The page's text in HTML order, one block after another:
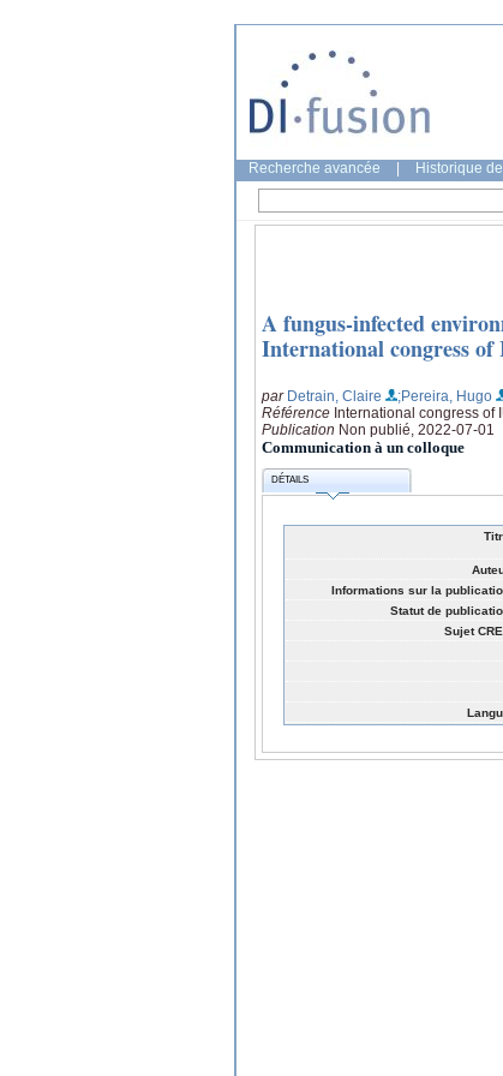
Recherche avancée Historique
A fungus-infected
International congress of
par Detrain, Claire
;Pereira, Hugo
Référence International congress of
Publication Non publié, 2022-07-01
Communication à un colloque
DÉTAILS
Informations sur la
Statut de
Sujet